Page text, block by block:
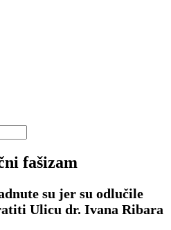
fašizam
su jer su odlučile
Ulicu dr. Ivana Ribara